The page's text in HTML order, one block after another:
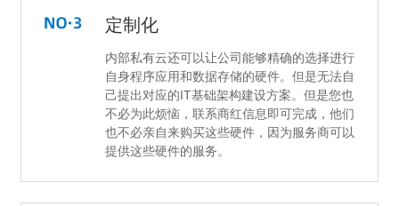
定制化
内部私有云还可以让公司能够精确的选择进行
自身程序应用和数据存储的硬件。但是无法自
己提出对应的IT基础架构建设方案。但是您也
不必为此烦恼，联系商红信息即可完成，他们
也不必亲自来购买这些硬件，因为服务商可以
提供这些硬件的服务。